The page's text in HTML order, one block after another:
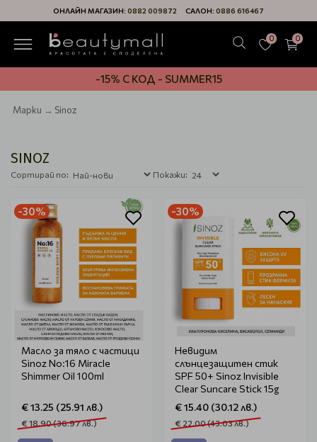
ОНЛАЙН МАГАЗИН: 0882 009872 САЛОН: 0886 616467
0 0
-15% С КОД - SUMMER15
Марки Sinoz
SINOZ
Сортирай по: Покажи:
-30%
Масло за тяло с частици
Sinoz No:16 Miracle
Shimmer Oil 100ml
€ 13.25 (25.91 лв.)
€ 18.90 (36.97 лв.)
-30%
Невидим
слънцезащитен стик
SPF 50+ Sinoz Invisible
Clear Suncare Stick 15g
€ 15.40 (30.12 лв.)
€ 22.00 (43.03 лв.)